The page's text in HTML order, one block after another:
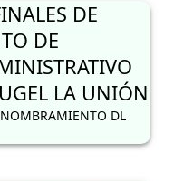
DE
DE
LA UNIÓN
NOMBRAMIENTO DL